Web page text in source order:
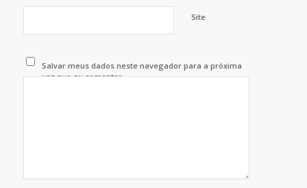
Site
Salvar meus dados neste navegador para a próxima
vez que eu comentar.